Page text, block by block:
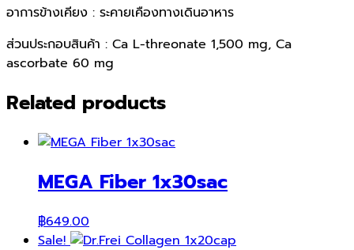
อาการข้างเคียง : ระคายเคืองทางเดินอาหาร
ส่วนประกอบสินค้า : Ca L-threonate 1,500 mg, Ca
ascorbate 60 mg
Related products
MEGA Fiber 1x30sac
฿649.00
Sale!